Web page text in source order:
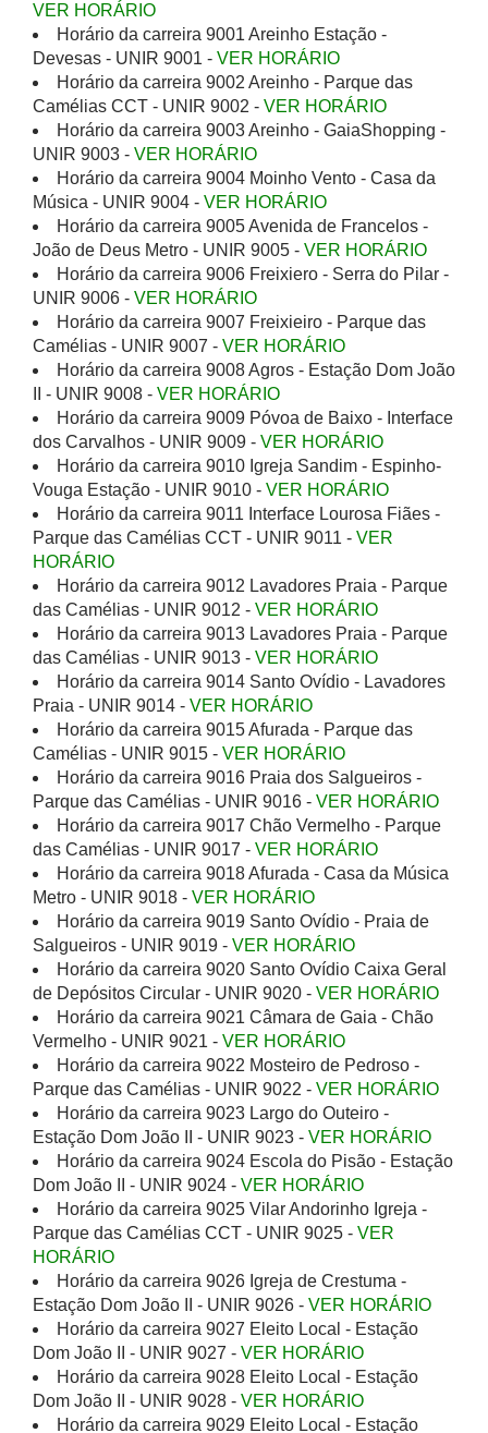
VER HORÁRIO
Horário da carreira 9001 Areinho Estação -
Devesas - UNIR 9001 - VER HORÁRIO
Horário da carreira 9002 Areinho - Parque das
Camélias CCT - UNIR 9002 - VER HORÁRIO
Horário da carreira 9003 Areinho - GaiaShopping -
UNIR 9003 - VER HORÁRIO
Horário da carreira 9004 Moinho Vento - Casa da
Música - UNIR 9004 - VER HORÁRIO
Horário da carreira 9005 Avenida de Francelos -
João de Deus Metro - UNIR 9005 - VER HORÁRIO
Horário da carreira 9006 Freixiero - Serra do Pilar -
UNIR 9006 - VER HORÁRIO
Horário da carreira 9007 Freixieiro - Parque das
Camélias - UNIR 9007 - VER HORÁRIO
Horário da carreira 9008 Agros - Estação Dom João
II - UNIR 9008 - VER HORÁRIO
Horário da carreira 9009 Póvoa de Baixo - Interface
dos Carvalhos - UNIR 9009 - VER HORÁRIO
Horário da carreira 9010 Igreja Sandim - Espinho-
Vouga Estação - UNIR 9010 - VER HORÁRIO
Horário da carreira 9011 Interface Lourosa Fiães -
Parque das Camélias CCT - UNIR 9011 - VER
HORÁRIO
Horário da carreira 9012 Lavadores Praia - Parque
das Camélias - UNIR 9012 - VER HORÁRIO
Horário da carreira 9013 Lavadores Praia - Parque
das Camélias - UNIR 9013 - VER HORÁRIO
Horário da carreira 9014 Santo Ovídio - Lavadores
Praia - UNIR 9014 - VER HORÁRIO
Horário da carreira 9015 Afurada - Parque das
Camélias - UNIR 9015 - VER HORÁRIO
Horário da carreira 9016 Praia dos Salgueiros -
Parque das Camélias - UNIR 9016 - VER HORÁRIO
Horário da carreira 9017 Chão Vermelho - Parque
das Camélias - UNIR 9017 - VER HORÁRIO
Horário da carreira 9018 Afurada - Casa da Música
Metro - UNIR 9018 - VER HORÁRIO
Horário da carreira 9019 Santo Ovídio - Praia de
Salgueiros - UNIR 9019 - VER HORÁRIO
Horário da carreira 9020 Santo Ovídio Caixa Geral
de Depósitos Circular - UNIR 9020 - VER HORÁRIO
Horário da carreira 9021 Câmara de Gaia - Chão
Vermelho - UNIR 9021 - VER HORÁRIO
Horário da carreira 9022 Mosteiro de Pedroso -
Parque das Camélias - UNIR 9022 - VER HORÁRIO
Horário da carreira 9023 Largo do Outeiro -
Estação Dom João II - UNIR 9023 - VER HORÁRIO
Horário da carreira 9024 Escola do Pisão - Estação
Dom João II - UNIR 9024 - VER HORÁRIO
Horário da carreira 9025 Vilar Andorinho Igreja -
Parque das Camélias CCT - UNIR 9025 - VER
HORÁRIO
Horário da carreira 9026 Igreja de Crestuma -
Estação Dom João II - UNIR 9026 - VER HORÁRIO
Horário da carreira 9027 Eleito Local - Estação
Dom João II - UNIR 9027 - VER HORÁRIO
Horário da carreira 9028 Eleito Local - Estação
Dom João II - UNIR 9028 - VER HORÁRIO
Horário da carreira 9029 Eleito Local - Estação